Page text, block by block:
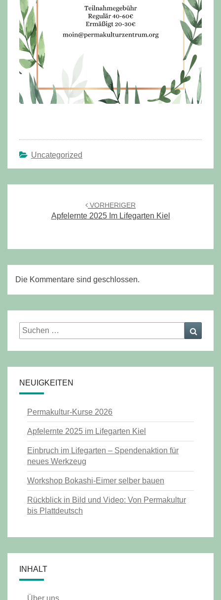
Uncategorized
VORHERIGER
Apfelernte 2025 Im Lifegarten Kiel
Die Kommentare sind geschlossen.
Suchen
nach:
NEUIGKEITEN
Permakultur-Kurse 2026
Apfelernte 2025 im Lifegarten Kiel
Einbruch im Lifegarten – Spendenaktion für
neues Werkzeug
Workshop Bokashi-Eimer selber bauen
Rückblick in Bild und Video: Von Permakultur
bis Plattdeutsch
INHALT